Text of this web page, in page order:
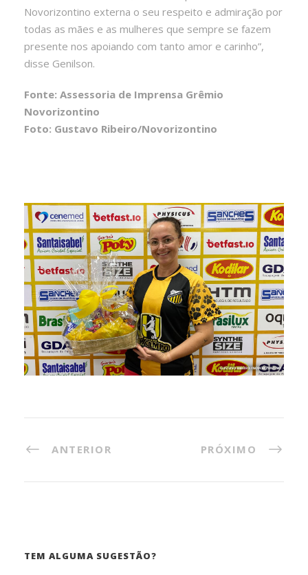
Novorizontino externa o seu respeito e admiração por
todas as mães e as mulheres que sempre se fazem
presente nos apoiando com tanto amor e carinho”,
disse Genilson.
Fonte: Assessoria de Imprensa Grêmio
Novorizontino
Foto: Gustavo Ribeiro/Novorizontino
ANTERIOR PRÓXIMO
TEM ALGUMA SUGESTÃO?